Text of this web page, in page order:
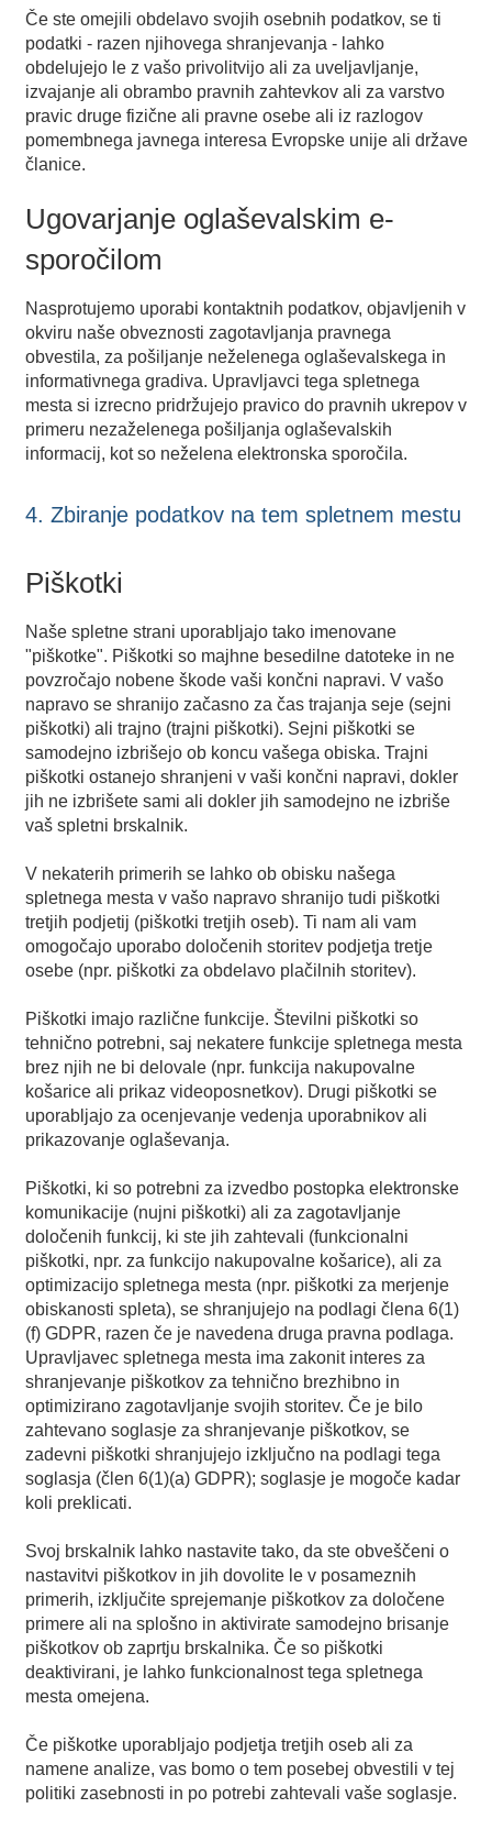
Če ste omejili obdelavo svojih osebnih podatkov, se ti
podatki - razen njihovega shranjevanja - lahko
obdelujejo le z vašo privolitvijo ali za uveljavljanje,
izvajanje ali obrambo pravnih zahtevkov ali za varstvo
pravic druge fizične ali pravne osebe ali iz razlogov
pomembnega javnega interesa Evropske unije ali države
članice.
Ugovarjanje oglaševalskim e-
sporočilom
Nasprotujemo uporabi kontaktnih podatkov, objavljenih v
okviru naše obveznosti zagotavljanja pravnega
obvestila, za pošiljanje neželenega oglaševalskega in
informativnega gradiva. Upravljavci tega spletnega
mesta si izrecno pridržujejo pravico do pravnih ukrepov v
primeru nezaželenega pošiljanja oglaševalskih
informacij, kot so neželena elektronska sporočila.
4. Zbiranje podatkov na tem spletnem mestu
Piškotki
Naše spletne strani uporabljajo tako imenovane
"piškotke". Piškotki so majhne besedilne datoteke in ne
povzročajo nobene škode vaši končni napravi. V vašo
napravo se shranijo začasno za čas trajanja seje (sejni
piškotki) ali trajno (trajni piškotki). Sejni piškotki se
samodejno izbrišejo ob koncu vašega obiska. Trajni
piškotki ostanejo shranjeni v vaši končni napravi, dokler
jih ne izbrišete sami ali dokler jih samodejno ne izbriše
vaš spletni brskalnik.
V nekaterih primerih se lahko ob obisku našega
spletnega mesta v vašo napravo shranijo tudi piškotki
tretjih podjetij (piškotki tretjih oseb). Ti nam ali vam
omogočajo uporabo določenih storitev podjetja tretje
osebe (npr. piškotki za obdelavo plačilnih storitev).
Piškotki imajo različne funkcije. Številni piškotki so
tehnično potrebni, saj nekatere funkcije spletnega mesta
brez njih ne bi delovale (npr. funkcija nakupovalne
košarice ali prikaz videoposnetkov). Drugi piškotki se
uporabljajo za ocenjevanje vedenja uporabnikov ali
prikazovanje oglaševanja.
Piškotki, ki so potrebni za izvedbo postopka elektronske
komunikacije (nujni piškotki) ali za zagotavljanje
določenih funkcij, ki ste jih zahtevali (funkcionalni
piškotki, npr. za funkcijo nakupovalne košarice), ali za
optimizacijo spletnega mesta (npr. piškotki za merjenje
obiskanosti spleta), se shranjujejo na podlagi člena 6(1)
(f) GDPR, razen če je navedena druga pravna podlaga.
Upravljavec spletnega mesta ima zakonit interes za
shranjevanje piškotkov za tehnično brezhibno in
optimizirano zagotavljanje svojih storitev. Če je bilo
zahtevano soglasje za shranjevanje piškotkov, se
zadevni piškotki shranjujejo izključno na podlagi tega
soglasja (člen 6(1)(a) GDPR); soglasje je mogoče kadar
koli preklicati.
Svoj brskalnik lahko nastavite tako, da ste obveščeni o
nastavitvi piškotkov in jih dovolite le v posameznih
primerih, izključite sprejemanje piškotkov za določene
primere ali na splošno in aktivirate samodejno brisanje
piškotkov ob zaprtju brskalnika. Če so piškotki
deaktivirani, je lahko funkcionalnost tega spletnega
mesta omejena.
Če piškotke uporabljajo podjetja tretjih oseb ali za
namene analize, vas bomo o tem posebej obvestili v tej
politiki zasebnosti in po potrebi zahtevali vaše soglasje.